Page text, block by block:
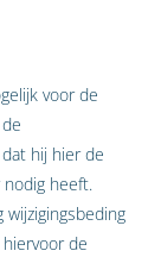
voor de
hij hier de
heeft.
de